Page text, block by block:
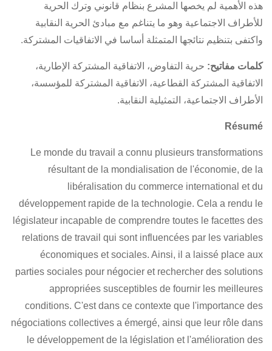
هذه الأهمية لم يخصها المشرع بنظام قانوني وترك الحرية
للأطراف الاجتماعية وهو ما يتناغم مع مبادئ الحرية النقابية
واكتفى بتنظيم نتائجها المتمثلة أساسا في الاتفاقيات المشتركة.
كلمات مفاتيح: حرية التفاوض، الاتفاقية المشتركة الإطارية،
الاتفاقية المشتركة القطاعية، الاتفاقية المشتركة للمؤسسة،
الأطراف الاجتماعية، التمثيلية النقابية.
Résumé
Le monde du travail a connu plusieurs transformations
résultant de la mondialisation de l'économie, de la
libéralisation du commerce international et du
développement rapide de la technologie. Cela a rendu le
législateur incapable de comprendre toutes le facettes des
relations de travail qui sont influencées par les variables
économiques et sociales. Ainsi, il a laissé place aux
parties sociales pour négocier et rechercher des solutions
appropriées susceptibles de fournir les meilleures
conditions. C'est dans ce contexte que l'importance des
négociations collectives a émergé, ainsi que leur rôle dans
le développement de la législation et l'amélioration des